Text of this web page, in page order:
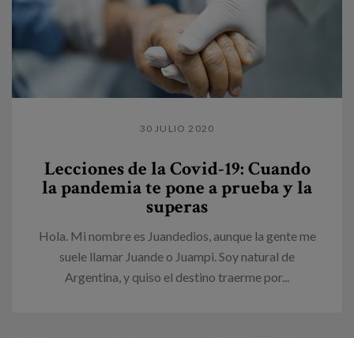
30 JULIO 2020
Lecciones de la Covid-19: Cuando
la pandemia te pone a prueba y la
superas
Hola. Mi nombre es Juandedios, aunque la gente me
suele llamar Juande o Juampi. Soy natural de
Argentina, y quiso el destino traerme por...